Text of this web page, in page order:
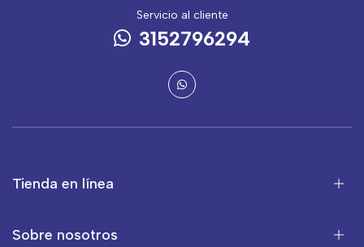
Servicio al cliente
3152796294
Tienda en línea
Sobre nosotros